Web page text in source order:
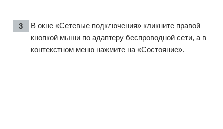
В окне «Сетевые подключения» кликните правой
кнопкой мыши по адаптеру беспроводной сети, а в
контекстном меню нажмите на «Состояние».